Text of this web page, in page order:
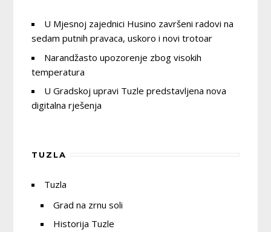
U Mjesnoj zajednici Husino završeni radovi na
sedam putnih pravaca, uskoro i novi trotoar
Narandžasto upozorenje zbog visokih
temperatura
U Gradskoj upravi Tuzle predstavljena nova
digitalna rješenja
TUZLA
Tuzla
Grad na zrnu soli
Historija Tuzle